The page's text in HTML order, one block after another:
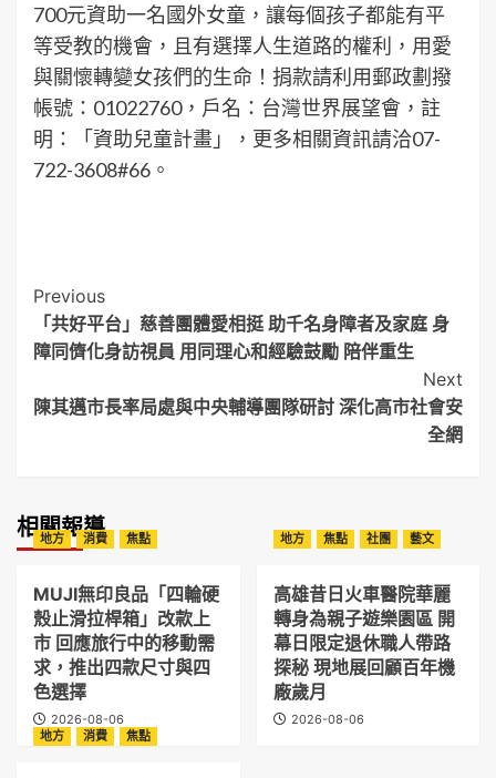
700元資助一名國外女童，讓每個孩子都能有平
等受教的機會，且有選擇人生道路的權利，用愛
與關懷轉變女孩們的生命！捐款請利用郵政劃撥
帳號：01022760，戶名：台灣世界展望會，註
明：「資助兒童計畫」，更多相關資訊請洽07-
722-3608#66。
Post
Navigation
Previous
「共好平台」慈善團體愛相挺 助千名身障者及家庭 身
障同儕化身訪視員 用同理心和經驗鼓勵 陪伴重生
Next
陳其邁市長率局處與中央輔導團隊研討 深化高市社會安
全網
相關報導
地方 消費 焦點
MUJI無印良品「四輪硬
殼止滑拉桿箱」改款上
市 回應旅行中的移動需
求，推出四款尺寸與四
色選擇
2026-08-06
地方 焦點 社團 藝文
高雄昔日火車醫院華麗
轉身為親子遊樂園區 開
幕日限定退休職人帶路
探秘 現地展回顧百年機
廠歲月
2026-08-06
地方
消費 焦點